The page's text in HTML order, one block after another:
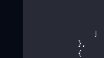
                ]
            },
            {